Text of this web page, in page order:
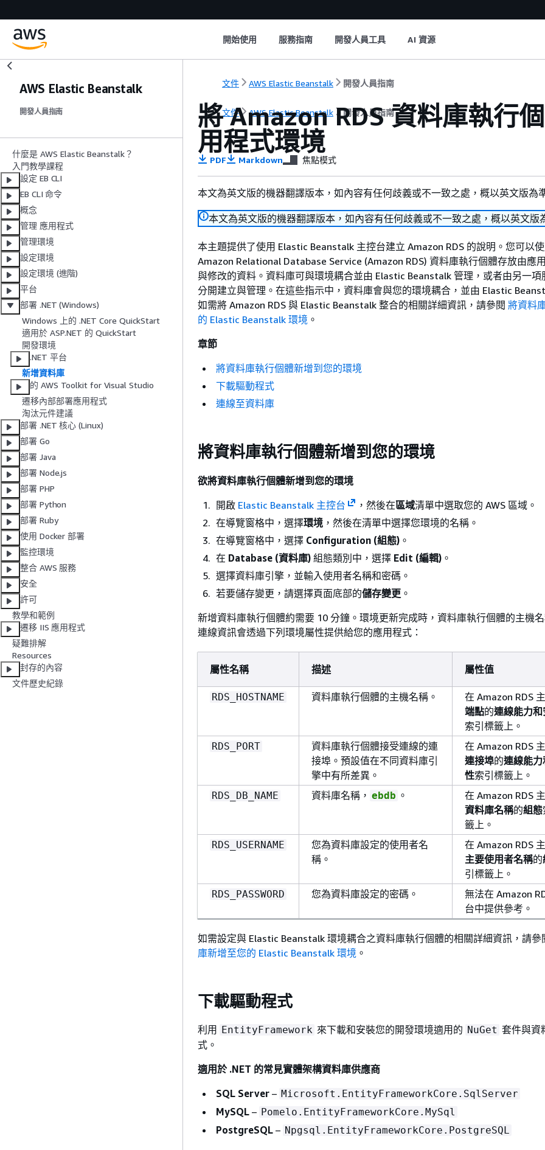
開始使用 服務指南 開發人員工具 AI 資源
AWS Elastic Beanstalk
開發人員指南
什麼是 AWS Elastic Beanstalk？
入門教學課程
設定 EB CLI
EB CLI 命令
概念
管理 應用程式
管理環境
設定環境
設定環境 (進階)
平台
部署 .NET (Windows)
Windows 上的 .NET Core QuickStart
適用於 ASP.NET 的 QuickStart
開發環境
.NET 平台
新增資料庫
的 AWS Toolkit for Visual Studio
遷移內部部署應用程式
淘汰元件建議
部署 .NET 核心 (Linux)
部署 Go
部署 Java
部署 Node.js
部署 PHP
部署 Python
部署 Ruby
使用 Docker 部署
監控環境
整合 AWS 服務
安全
許可
教學和範例
遷移 IIS 應用程式
疑難排解
Resources
封存的內容
文件歷史紀錄
文件 AWS Elastic Beanstalk 開發人員指南
文件 AWS Elastic Beanstalk 開發人員指南
將 Amazon RDS 資料庫執行
用程式環境
PDF Markdown 焦點模式
本文為英文版的機器翻譯版本，如內容有任何歧義或不一致之處，概以英文版為
本文為英文版的機器翻譯版本，如內容有任何歧義或不一致之處，概以英文版
本主題提供了使用 Elastic Beanstalk 主控台建立 Amazon RDS 的說明。您可以使
Amazon Relational Database Service (Amazon RDS) 資料庫執行個體存放由應
與修改的資料。資料庫可與環境耦合並由 Elastic Beanstalk 管理，或者由另一項
分開建立與管理。在這些指示中，資料庫會與您的環境耦合，並由 Elastic
如需將 Amazon RDS 與 Elastic Beanstalk 整合的相關詳細資訊，請參閱 將資料
的 Elastic Beanstalk 環境 。
章節
將資料庫執行個體新增到您的環境
下載驅動程式
連線至資料庫
將資料庫執行個體新增到您的環境
欲將資料庫執行個體新增到您的環境
開啟 Elastic Beanstalk 主控台 ，然後在區域清單中選取您的 AWS 區域。
在導覽窗格中，選擇環境 ，然後在清單中選擇您環境的名稱。
在導覽窗格中，選擇 Configuration (組態) 。
在 Database (資料庫) 組態類別中，選擇 Edit (編輯) 。
選擇資料庫引擎，並輸入使用者名稱和密碼。
若要儲存變更，請選擇頁面底部的儲存變更 。
新增資料庫執行個體約需要 10 分鐘。環境更新完成時，資料庫執行個體的主機
連線資訊會透過下列環境屬性提供給您的應用程式：
屬性名稱 描述 屬性值
RDS_HOSTNAME 資料庫執行個體的主機名稱。
在 Amazon RDS
端點的連線能力
索引標籤上。
RDS_PORT
資料庫執行個體接受連線的連
接埠。預設值在不同資料庫引
擎中有所差異。
在 Amazon RDS
連接埠的連線能
性索引標籤上。
RDS_DB_NAME 資料庫名稱， ebdb 。
在 Amazon RDS
資料庫名稱的組態
籤上。
RDS_USERNAME
您為資料庫設定的使用者名
稱。
在 Amazon RDS
主要使用者名稱的
引標籤上。
RDS_PASSWORD 您為資料庫設定的密碼。
無法在 Amazon
台中提供參考。
如需設定與 Elastic Beanstalk 環境耦合之資料庫執行個體的相關詳細資訊，請參
庫新增至您的 Elastic Beanstalk 環境 。
下載驅動程式
利用 EntityFramework 來下載和安裝您的開發環境適用的 NuGet 套件與資
式。
適用於 .NET 的常見實體架構資料庫供應商
SQL Server – Microsoft.EntityFrameworkCore.SqlServer
MySQL – Pomelo.EntityFrameworkCore.MySql
PostgreSQL – Npgsql.EntityFrameworkCore.PostgreSQL